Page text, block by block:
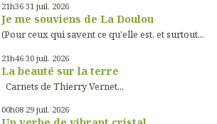
21h36 31 juil. 2026
Je me souviens de La Doulou
(Pour ceux qui savent ce qu'elle est, et surtout...
21h46 30 juil. 2026
La beauté sur la terre
Carnets de Thierry Vernet...
00h08 29 juil. 2026